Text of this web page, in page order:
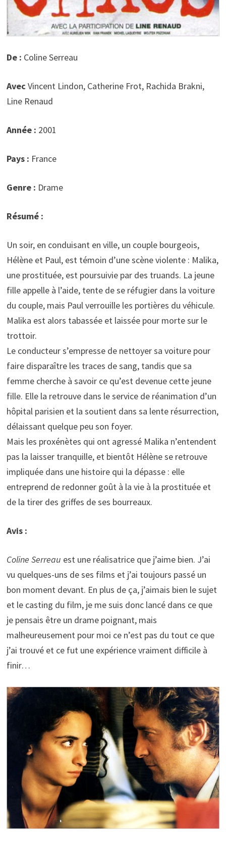
De : Coline Serreau
Avec Vincent Lindon, Catherine Frot, Rachida Brakni,
Line Renaud
Année : 2001
Pays : France
Genre : Drame
Résumé :
Un soir, en conduisant en ville, un couple bourgeois,
Hélène et Paul, est témoin d’une scène violente : Malika,
une prostituée, est poursuivie par des truands. La jeune
fille appelle à l’aide, tente de se réfugier dans la voiture
du couple, mais Paul verrouille les portières du véhicule.
Malika est alors tabassée et laissée pour morte sur le
trottoir.
Le conducteur s’empresse de nettoyer sa voiture pour
faire disparaître les traces de sang, tandis que sa
femme cherche à savoir ce qu’est devenue cette jeune
fille. Elle la retrouve dans le service de réanimation d’un
hôpital parisien et la soutient dans sa lente résurrection,
délaissant quelque peu son foyer.
Mais les proxénètes qui ont agressé Malika n’entendent
pas la laisser tranquille, et bientôt Hélène se retrouve
impliquée dans une histoire qui la dépasse : elle
entreprend de redonner goût à la vie à la prostituée et
de la tirer des griffes de ses bourreaux.
Avis :
Coline Serreau est une réalisatrice que j’aime bien. J’ai
vu quelques-uns de ses films et j’ai toujours passé un
bon moment devant. En plus de ça, j’aimais bien le sujet
et le casting du film, je me suis donc lancé dans ce que
je pensais être un drame poignant, mais
malheureusement pour moi ce n’est pas du tout ce que
j’ai trouvé et ce fut une expérience vraiment difficile à
finir…